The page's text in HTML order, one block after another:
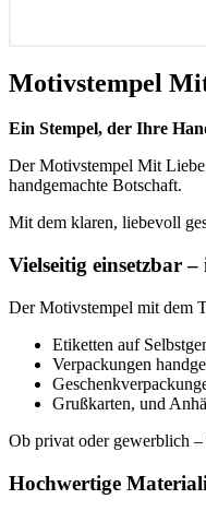
Motivstempel
Ein Stempel, der Ihre
Der Motivstempel Mit Liebe
handgemachte Botschaft.
Mit dem klaren, liebevoll
Vielseitig einsetzbar
Der Motivstempel mit dem
Etiketten auf
Verpackungen
Grußkarten, und
Ob privat oder gewerblich
Hochwertige